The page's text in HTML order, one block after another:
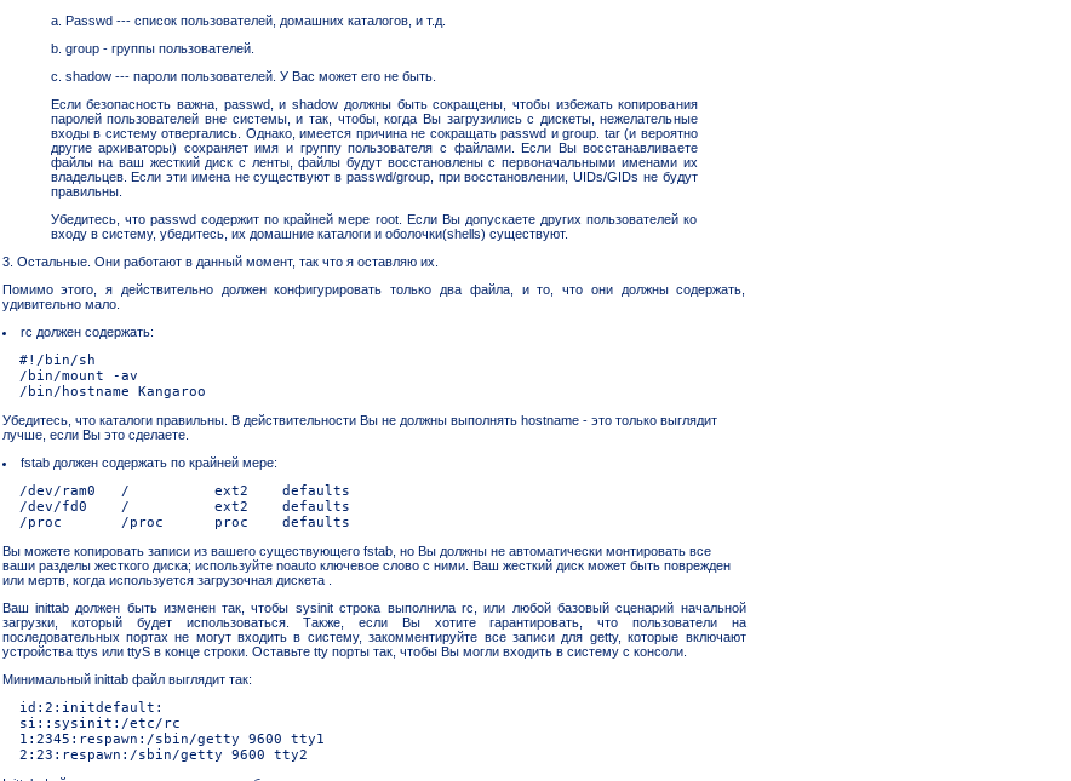
a. Passwd --- список пользователей, домашних каталогов, и т.д.
b. group - группы пользователей.
c. shadow --- пароли пользователей. У Вас может его не быть.
Если безопасность важна, passwd, и shadow должны быть сокращены, чтобы избежать копирования
паролей пользователей вне системы, и так, чтобы, когда Вы загрузились с дискеты, нежелательные
входы в систему отвергались. Однако, имеется причина не сокращать passwd и group. tar (и вероятно
другие архиваторы) сохраняет имя и группу пользователя с файлами. Если Вы восстанавливаете
файлы на ваш жесткий диск с ленты, файлы будут восстановлены с первоначальными именами их
владельцев. Если эти имена не существуют в passwd/group, при восстановлении, UIDs/GIDs не будут
правильны.
Убедитесь, что passwd содержит по крайней мере root. Если Вы допускаете других пользователей ко
входу в систему, убедитесь, их домашние каталоги и оболочки(shells) существуют.
3. Остальные. Они работают в данный момент, так что я оставляю их.
Помимо этого, я действительно должен конфигурировать только два файла, и то, что они должны содержать,
удивительно мало.
rc должен содержать:
  #!/bin/sh
  /bin/mount -av
Убедитесь, что каталоги правильны. В действительности Вы не должны выполнять hostname - это только выглядит
лучше, если Вы это сделаете.
fstab должен содержать по крайней мере:
  /dev/ram0   /          ext2    defaults
  /dev/fd0    /          ext2    defaults
Вы можете копировать записи из вашего существующего fstab, но Вы должны не автоматически монтировать все
ваши разделы жесткого диска; используйте noauto ключевое слово с ними. Ваш жесткий диск может быть поврежден
или мертв, когда используется загрузочная дискета .
Ваш inittab должен быть изменен так, чтобы sysinit строка выполнила rc, или любой базовый сценарий начальной
загрузки, который будет использоваться. Также, если Вы хотите гарантировать, что пользователи на
последовательных портах не могут входить в систему, закомментируйте все записи для getty, которые включают
устройства ttys или ttyS в конце строки. Оставьте tty порты так, чтобы Вы могли входить в систему с консоли.
Минимальный inittab файл выглядит так:
  id:2:initdefault:
  si::sysinit:/etc/rc
  1:2345:respawn:/sbin/getty 9600 tty1